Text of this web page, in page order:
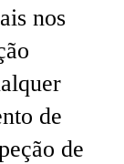
nos
de
de